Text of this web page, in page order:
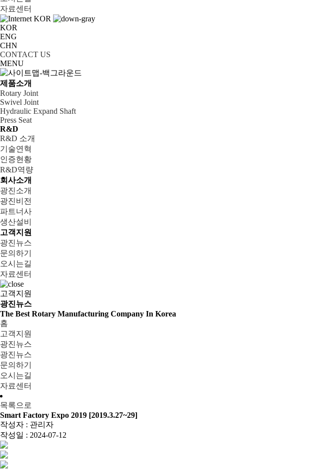
자료센터
KOR
KOR
ENG
CHN
CONTACT US
MENU
제품소개
Rotary Joint
Swivel Joint
Hydraulic Expand Shaft
Press Seat
R&D
R&D 소개
기술연혁
인증현황
R&D역량
회사소개
광진소개
광진비전
파트너사
생산설비
고객지원
광진뉴스
문의하기
오시는길
자료센터
고객지원
광진뉴스
The Best Rotary Manufacturing Company In Korea
홈
고객지원
광진뉴스
광진뉴스
문의하기
오시는길
자료센터
목록으로
Smart Factory Expo 2019 [2019.3.27~29]
작성자 : 관리자
작성일 : 2024-07-12